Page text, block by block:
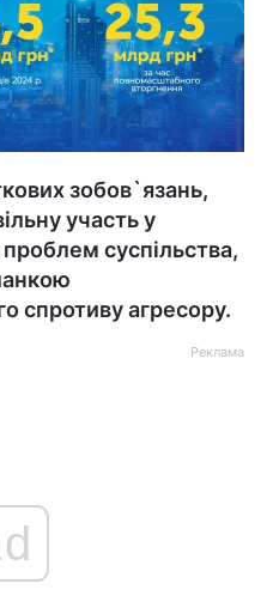
зобов`язань,
участь у
суспільства,
спротиву агресору.
Реклама